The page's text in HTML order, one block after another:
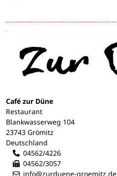
Café zur Düne
Restaurant
Blankwasserweg 104
23743 Grömitz
Deutschland
04562/4226
04562/3057
info@zurduene-groemitz.de